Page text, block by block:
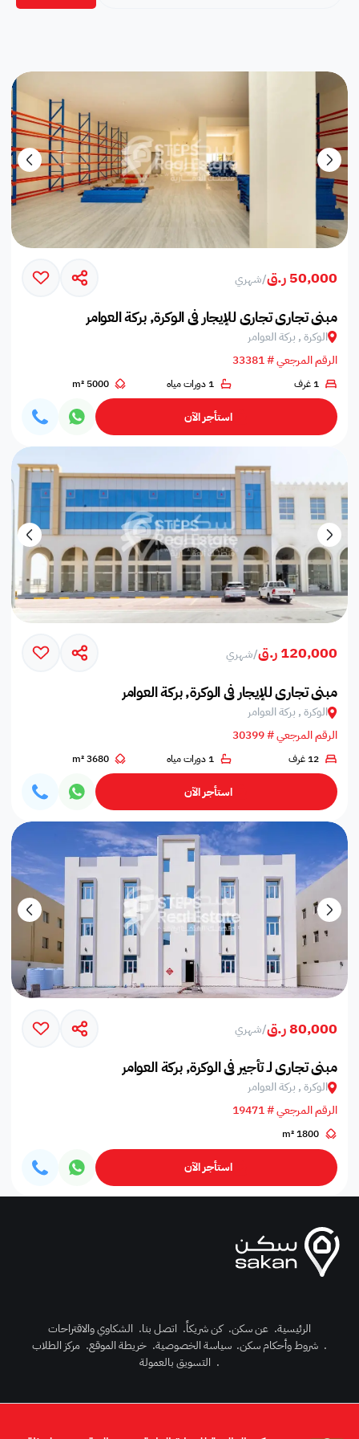
50,000 ر.ق /شهري
مبنى تجاري تجاري للإيجار في الوكرة, بركة العوامر‎
الوكرة , بركة العوامر‎
الرقم المرجعي # 33381
1 غرف 1 دورات مياه 5000 m²
استأجر الآن
120,000 ر.ق /شهري
مبنى تجاري للإيجار في الوكرة, بركة العوامر‎
الوكرة , بركة العوامر‎
الرقم المرجعي # 30399
12 غرف 1 دورات مياه 3680 m²
استأجر الآن
80,000 ر.ق /شهري
مبنى تجاري لـ تأجير في الوكرة, بركة العوامر‎
الوكرة , بركة العوامر‎
الرقم المرجعي # 19471
1800 m²
استأجر الآن
الرئيسية. عن سكن. كن شريكاً. اتصل بنا. الشكاوي والاقتراحات
. شروط وأحكام سكن. سياسة الخصوصية. خريطة الموقع. مركز الطلاب
. التسويق بالعمولة